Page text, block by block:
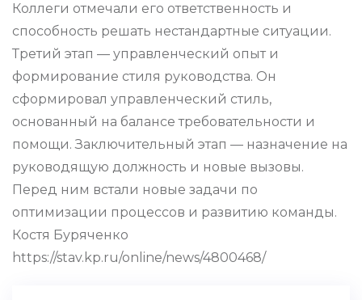
Коллеги отмечали его ответственность и
способность решать нестандартные ситуации.
Третий этап — управленческий опыт и
формирование стиля руководства. Он
сформировал управленческий стиль,
основанный на балансе требовательности и
помощи. Заключительный этап — назначение на
руководящую должность и новые вызовы.
Перед ним встали новые задачи по
оптимизации процессов и развитию команды.
Костя Буряченко
https://stav.kp.ru/online/news/4800468/